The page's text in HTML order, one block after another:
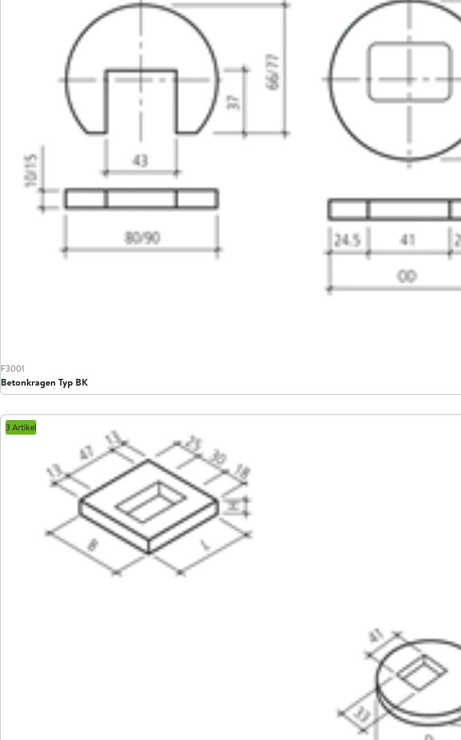
F3001
Betonkragen Typ BK
3 Artikel